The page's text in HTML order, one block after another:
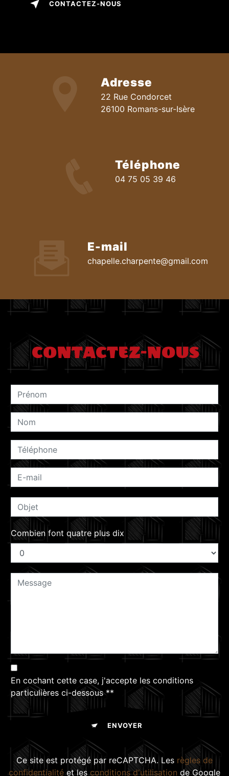
CONTACTEZ-NOUS
Adresse
22 Rue Condorcet
26100 Romans-sur-Isère
Téléphone
04 75 05 39 46
E-mail
chapelle.charpente@gmail.com
CONTACTEZ-NOUS
Combien font quatre plus dix
En cochant cette case, j'accepte les conditions
particulières ci-dessous **
ENVOYER
Ce site est protégé par reCAPTCHA. Les règles de
confidentialité et lesconditions d'utilisation de Google